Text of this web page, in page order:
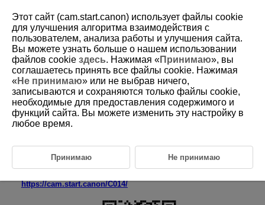
D250-004
Инструкции по эксплуатации
Инструкция по эксплуатации (входит в комплект поставки
камеры)
Приводятся базовые инструкции по эксплуатации камеры.
В настоящем руководстве по расширенным операциям
приведены полные инструкции.
Новейшую версию руководства по расширенным операциям см.
https://cam.start.canon/C014/
Этот сайт (cam.start.canon) использует файлы cookie
для улучшения алгоритма взаимодействия с
пользователем, анализа работы и улучшения сайта.
Вы можете узнать больше о нашем использовании
файлов cookie здесь. Нажимая «Принимаю», вы
соглашаетесь принять все файлы cookie. Нажимая
«Не принимаю» или не выбрав ничего,
записываются и сохраняются только файлы cookie,
необходимые для предоставления содержимого и
функций сайта. Вы можете изменить эту настройку в
любое время.
Принимаю Не принимаю